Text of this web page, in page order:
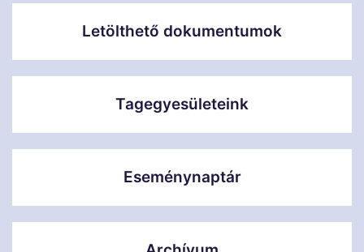
Letölthető dokumentumok
Tagegyesületeink
Eseménynaptár